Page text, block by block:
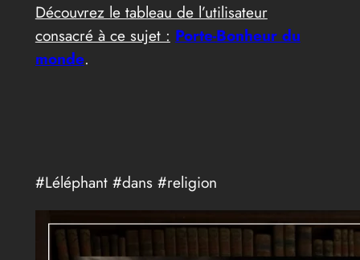
Découvrez le tableau de l’utilisateur
consacré à ce sujet : Porte-Bonheur du
monde.
#Léléphant #dans #religion